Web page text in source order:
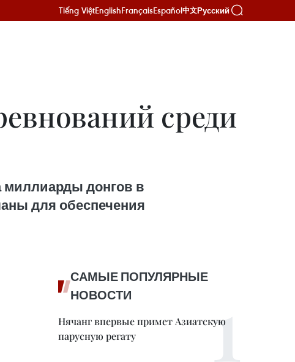
Tiếng ViệtEnglishFrançaisEspañol中文Русский
среди
миллиарды донгов в
для обеспечения
САМЫЕ ПОПУЛЯРНЫЕ
НОВОСТИ
Нячанг впервые примет Азиатскую
парусную регату